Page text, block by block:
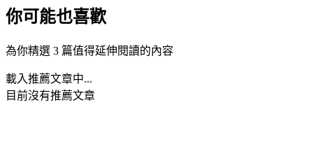
你可能也喜歡
為你精選 3 篇值得延伸閱讀的內容
載入推薦文章中...
目前沒有推薦文章